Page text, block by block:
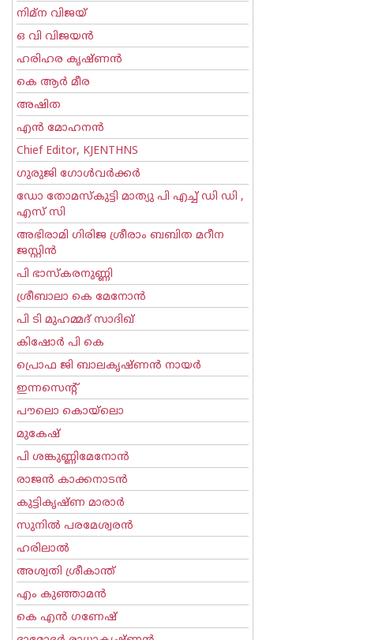
നിമ്ന വിജയ്
ഒ വി വിജയന്‍
ഹരിഹര കൃഷ്ണൻ
കെ ആര്‍ മീര
അഷിത
എന്‍ മോഹനന്‍
Chief Editor, KJENTHNS
ഗുരുജി ഗോള്‍‌വര്‍ക്കര്‍
ഡോ തോമസ്കുട്ടി മാത്യു പി എച്ച് ഡി ഡി ,
എസ് സി
അഭിരാമി ഗിരിജ ശ്രീരാം ബബിത മറീന
ജസ്റ്റിന്‍
പി ഭാസ്കരനുണ്ണി
ശ്രീബാലാ കെ മേനോന്‍
പി ടി മുഹമ്മദ് സാദിഖ്‌
കിഷോർ പി കെ
പ്രൊഫ ജി ബാലകൃഷ്ണന്‍ നായര്‍
ഇന്നസെന്റ്‌
പൗലൊ കൊയ്ലൊ
മുകേഷ്
പി ശങ്കുണ്ണിമേനോന്‍
രാജന്‍ കാക്കനാടന്‍
കുട്ടികൃഷ്ണ മാരാര്‍
സുനില്‍ പരമേശ്വരന്‍
ഹരിലാല്‍
അശ്വതി ശ്രീകാന്ത്
എം കുഞ്ഞാമന്‍
കെ എന്‍ ഗണേഷ്